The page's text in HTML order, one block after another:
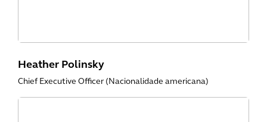
Heather Polinsky
Chief Executive Officer (Nacionalidade americana)